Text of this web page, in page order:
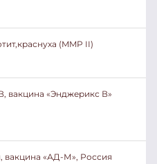
(MMP II)
вакцина «Энджерикс В»
вакцина «АД-М», Россия